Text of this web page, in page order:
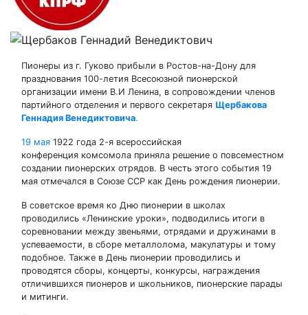
Пионеры из г. Гуково прибыли в Ростов-на-Дону для
празднования 100-летия Всесоюзной пионерской
организации имени В.И Ленина, в сопровождении членов
партийного отделения и первого секретаря Щербакова
Геннадия Венедиктовича.
19 мая 1922 года 2-я всероссийская
конференция комсомола приняла решение о повсеместном
создании пионерских отрядов. В честь этого события 19
мая отмечался в Союзе ССР как День рождения пионерии.
В советское время ко Дню пионерии в школах
проводились «Ленинские уроки», подводились итоги в
соревновании между звеньями, отрядами и дружинами в
успеваемости, в сборе металлолома, макулатуры и тому
подобное. Также в День пионерии проводились и
проводятся сборы, концерты, конкурсы, награждения
отличившихся пионеров и школьников, пионерские парады
и митинги.